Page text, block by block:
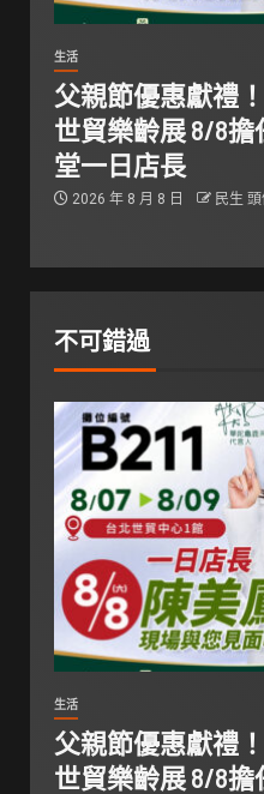
生活
父親節優惠獻禮
世貿樂齡展 8/8擔
堂一日店長
2026 年 8 月 8 日 民生
不可錯過
生活
父親節優惠獻禮
世貿樂齡展 8/8